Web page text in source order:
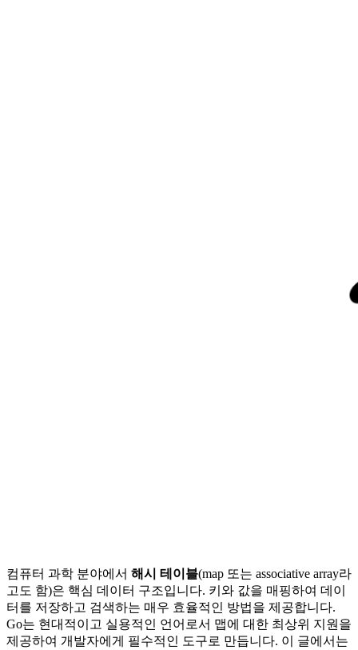
컴퓨터 과학 분야에서 해시 테이블(map 또는 associative array라
고도 함)은 핵심 데이터 구조입니다. 키와 값을 매핑하여 데이
터를 저장하고 검색하는 매우 효율적인 방법을 제공합니다.
Go는 현대적이고 실용적인 언어로서 맵에 대한 최상위 지원을
제공하여 개발자에게 필수적인 도구로 만듭니다. 이 글에서는